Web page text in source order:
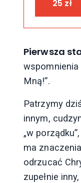
25 zł
Pierwsza
wspomnienia
Mną!”.
Patrzymy
innym,
„w
ma
odrzucać
zupełnie